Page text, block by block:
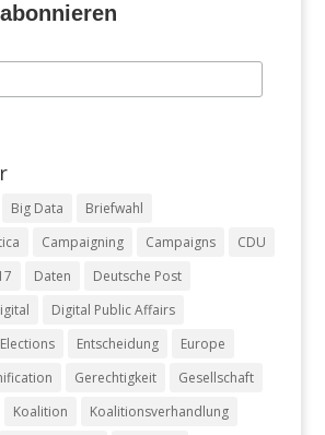
Big Data
Briefwahl
Campaigning Campaigns
CDU
Daten
Deutsche Post
Digital Public Affairs
Elections Entscheidung
Europe
Gerechtigkeit
Gesellschaft
Koalition
Koalitionsverhandlung